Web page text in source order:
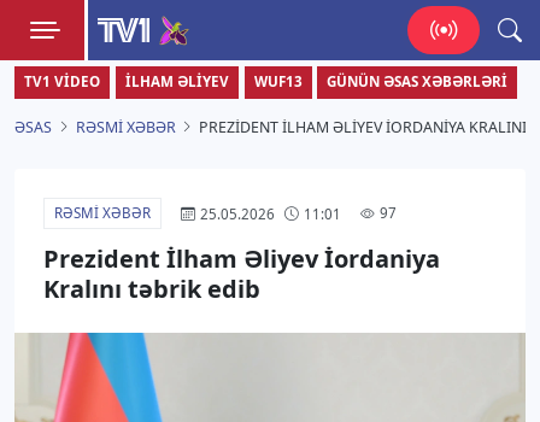
TV1
Zamanı bizimlə yaşa!
TV1 VIDEO İLHAM ƏLIYEV WUF13 GÜNÜN ƏSAS XƏBƏRLƏRI
ƏSAS RƏSMI XƏBƏR PREZIDENT İLHAM ƏLIYEV İORDANIYA KRALINI
RƏSMI XƏBƏR 25.05.2026 11:01 97
Prezident İlham Əliyev İordaniya
Kralını təbrik edib